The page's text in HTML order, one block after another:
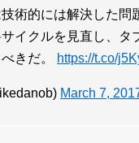
術的には解決した問
イクルを見直し、タ
きだ。
https://t.co/
March 7,